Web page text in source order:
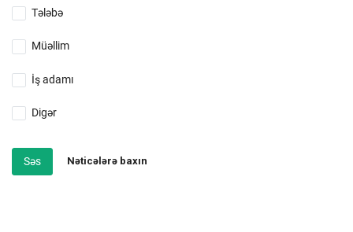
Tələbə
Müəllim
İş adamı
Digər
Səs Nəticələrə baxın